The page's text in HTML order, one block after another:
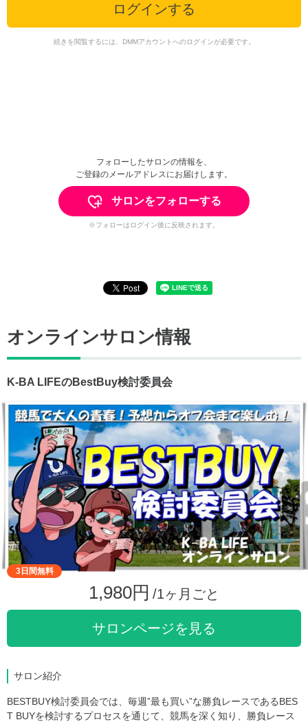
ログインする
続きを閲覧するには、DMMアカウントへのログインが必要です。
フォローしたサロンの情報を、
ご登録のメールアドレスにお届けします。
サロンをフォローする
※フォローはログイン後に反映されます。
オンラインサロン情報
K-BA LIFEのBestBuy検討委員会
3日間無料
1,980円 /1ヶ月ごと
サロンページを見る
サロン紹介
BESTBUY検討委員会では、毎週”最も買い”な勝負レースであるBES
T BUYを検討するプロセスを通じて、競馬を深く知り、勝負レース